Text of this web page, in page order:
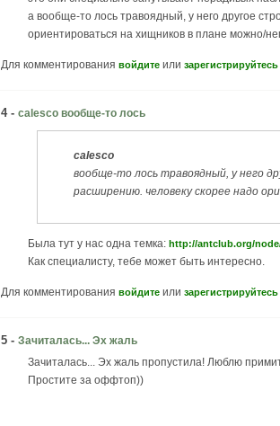
а вообще-то лось травоядный, у него другое
ориентироваться на хищников в плане можно/
Для комментирования войдите или зарегистрируйтесь
4 - calesco вообще-то лось
calesco
вообще-то лось травоядный, у него
расширению. человеку скорее надо
Была тут у нас одна темка: http://antclub.org/
Как специалисту, тебе может быть интересно.
Для комментирования войдите или зарегистрируйтесь
5 - Зачиталась... Эх жаль
Зачиталась... Эх жаль пропустила! Люблю
Простите за оффтоп))